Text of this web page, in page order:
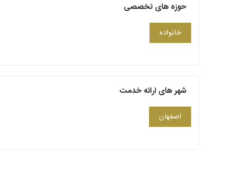
حوزه های تخصصی
خانواده
شهر های ارائه خدمت
اصفهان